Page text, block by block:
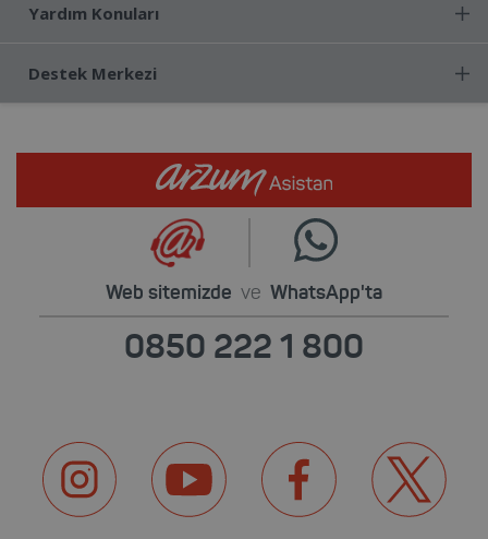
Yardım Konuları
Destek Merkezi
Web sitemizde ve WhatsApp'ta
0850 222 1 800